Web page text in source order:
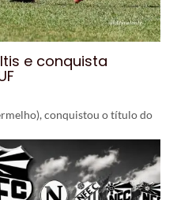
e conquista
conquistou o título do